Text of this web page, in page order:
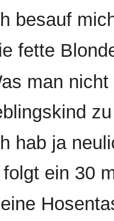
besauf
fette
man
hab ja
ein 30